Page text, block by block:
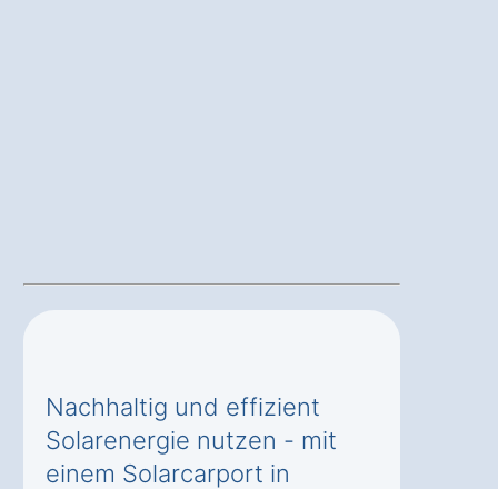
Nachhaltig und effizient
Solarenergie nutzen - mit
einem Solarcarport in